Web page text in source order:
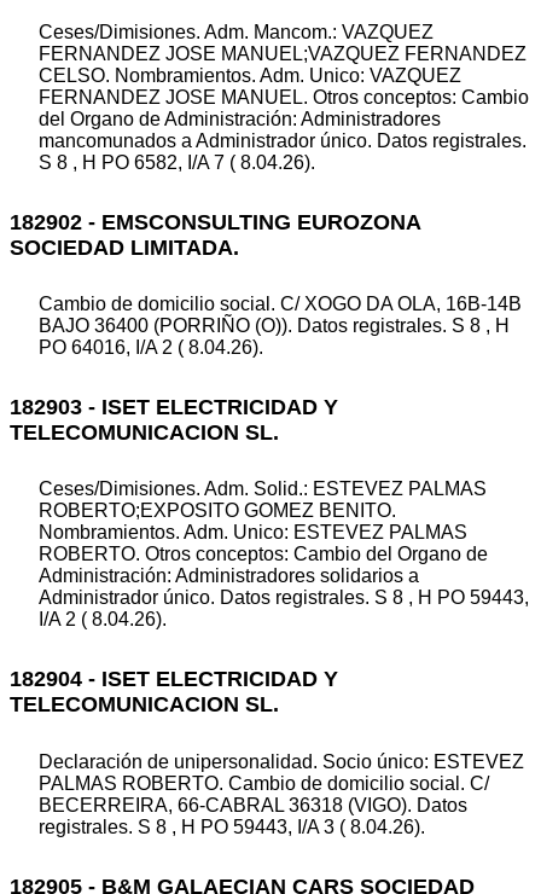
Ceses/Dimisiones. Adm. Mancom.: VAZQUEZ
FERNANDEZ JOSE MANUEL;VAZQUEZ FERNANDEZ
CELSO. Nombramientos. Adm. Unico: VAZQUEZ
FERNANDEZ JOSE MANUEL. Otros conceptos: Cambio
del Organo de Administración: Administradores
mancomunados a Administrador único. Datos registrales.
S 8 , H PO 6582, I/A 7 ( 8.04.26).
182902 - EMSCONSULTING EUROZONA
SOCIEDAD LIMITADA.
Cambio de domicilio social. C/ XOGO DA OLA, 16B-14B
BAJO 36400 (PORRIÑO (O)). Datos registrales. S 8 , H
PO 64016, I/A 2 ( 8.04.26).
182903 - ISET ELECTRICIDAD Y
TELECOMUNICACION SL.
Ceses/Dimisiones. Adm. Solid.: ESTEVEZ PALMAS
ROBERTO;EXPOSITO GOMEZ BENITO.
Nombramientos. Adm. Unico: ESTEVEZ PALMAS
ROBERTO. Otros conceptos: Cambio del Organo de
Administración: Administradores solidarios a
Administrador único. Datos registrales. S 8 , H PO 59443,
I/A 2 ( 8.04.26).
182904 - ISET ELECTRICIDAD Y
TELECOMUNICACION SL.
Declaración de unipersonalidad. Socio único: ESTEVEZ
PALMAS ROBERTO. Cambio de domicilio social. C/
BECERREIRA, 66-CABRAL 36318 (VIGO). Datos
registrales. S 8 , H PO 59443, I/A 3 ( 8.04.26).
182905 - B&M GALAECIAN CARS SOCIEDAD